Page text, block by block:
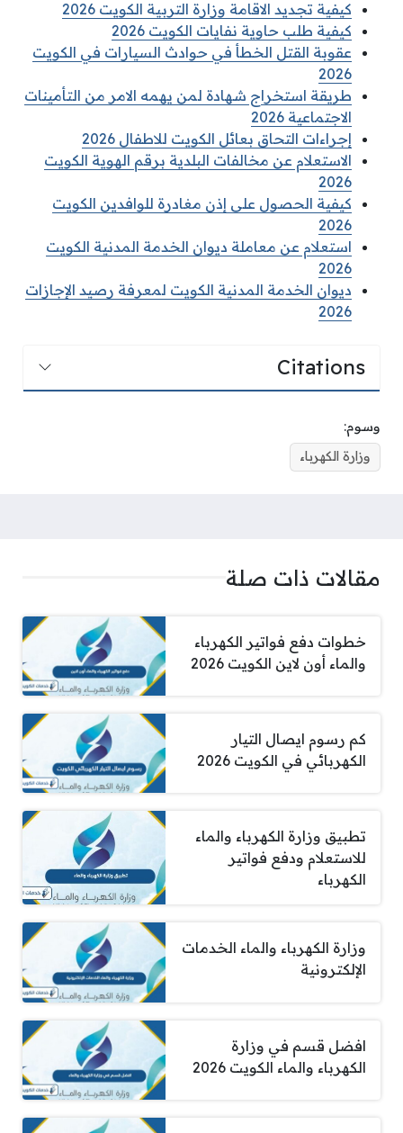
كيفية تجديد الاقامة وزارة التربية الكويت 2026
كيفية طلب حاوية نفايات الكويت 2026
عقوبة القتل الخطأ في حوادث السيارات في الكويت
2026
طريقة استخراج شهادة لمن يهمه الامر من التأمينات
الاجتماعية 2026
إجراءات التحاق بعائل الكويت للاطفال 2026
الاستعلام عن مخالفات البلدية برقم الهوية الكويت
2026
كيفية الحصول على إذن مغادرة للوافدين الكويت
2026
استعلام عن معاملة ديوان الخدمة المدنية الكويت
2026
ديوان الخدمة المدنية الكويت لمعرفة رصيد الإجازات
2026
Citations
وسوم:
وزارة الكهرباء
مقالات ذات صلة
خطوات دفع فواتير الكهرباء
والماء أون لاين الكويت 2026
كم رسوم ايصال التيار
الكهربائي في الكويت 2026
تطبيق وزارة الكهرباء والماء
للاستعلام ودفع فواتير
الكهرباء
وزارة الكهرباء والماء الخدمات
الإلكترونية
افضل قسم في وزارة
الكهرباء والماء الكويت 2026